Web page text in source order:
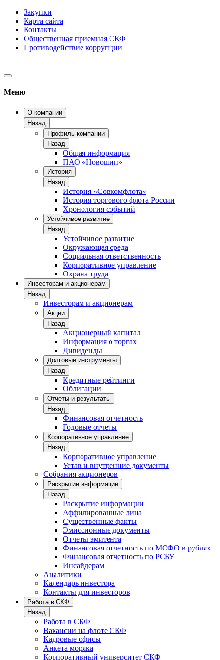
Закупки
Карта сайта
Контакты
Общественная приемная СКФ
Противодействие коррупции
Меню
О компании
Назад
Профиль компании
Назад
Общая информация
ПАО «Новошип»
История
Назад
История «Совкомфлота»
История торгового флота России
Хронология событий
Устойчивое развитие
Назад
Устойчивое развитие
Окружающая среда
Социальная ответственность
Корпоративное управление
Охрана труда
Инвесторам и акционерам
Назад
Инвесторам и акционерам
Акции
Назад
Акционерный капитал
Информация о торгах
Дивиденды
Долговые инструменты
Назад
Кредитные рейтинги
Облигации
Отчеты и результаты
Назад
Финансовая отчетность
Годовые отчеты
Корпоративное управление
Назад
Корпоративное управление
Устав и внутренние документы
Собрания акционеров
Раскрытие информации
Назад
Раскрытие информации
Аффилированные лица
Существенные факты
Эмиссионные документы
Отчеты эмитента
Финансовая отчетность по МСФО в рублях
Финансовая отчетность по РСБУ
Инсайдерам
Аналитики
Календарь инвестора
Контакты для инвесторов
Работа в СКФ
Назад
Работа в СКФ
Вакансии на флоте СКФ
Кадровые офисы
Анкета моряка
Корпоративный университет СКФ